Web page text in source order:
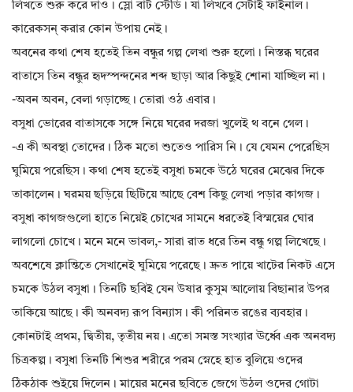
লিখতে শুরু করে দাও। স্লো বাট স্টেডি। যা লিখবে সেটাই ফাইনাল।
কারেকসন্ করার কোন উপায় নেই।
অবনের কথা শেষ হতেই তিন বন্ধুর গল্প লেখা শুরু হলো। নিস্তব্ধ ঘরের
বাতাসে তিন বন্ধুর হৃদস্পন্দনের শব্দ ছাড়া আর কিছুই শোনা যাচ্ছিল না।
-অবন অবন, বেলা গড়াচ্ছে। তোরা ওঠ এবার।
বসুধা ভোরের বাতাসকে সঙ্গে নিয়ে ঘরের দরজা খুলেই থ বনে গেল।
-এ কী অবস্থা তোদের। ঠিক মতো শুতেও পারিস নি। যে যেমন পেরেছিস
ঘুমিয়ে পরেছিস। কথা শেষ হতেই বসুধা চমকে উঠে ঘরের মেঝের দিকে
তাকালেন। ঘরময় ছড়িয়ে ছিটিয়ে আছে বেশ কিছু লেখা পড়ার কাগজ।
বসুধা কাগজগুলো হাতে নিয়েই চোখের সামনে ধরতেই বিস্ময়ের ঘোর
লাগলো চোখে। মনে মনে ভাবল,- সারা রাত ধরে তিন বন্ধু গল্প লিখেছে।
অবশেষে ক্লান্তিতে সেখানেই ঘুমিয়ে পরেছে। দ্রুত পায়ে খাটের নিকট এসে
চমকে উঠল বসুধা। তিনটি ছবিই যেন উষার কুসুম আলোয় বিছানার উপর
তাকিয়ে আছে। কী অনবদ্য রূপ বিন্যাস। কী পরিনত রঙের ব্যবহার।
কোনটাই প্রথম, দ্বিতীয়, তৃতীয় নয়। এতো সমস্ত সংখ্যার ঊর্ধ্বে এক অনবদ্য
চিত্রকল্প। বসুধা তিনটি শিশুর শরীরে পরম স্নেহে হাত বুলিয়ে ওদের
ঠিকঠাক শুইয়ে দিলেন। মায়ের মনের ছবিতে জেগে উঠল ওদের গোটা